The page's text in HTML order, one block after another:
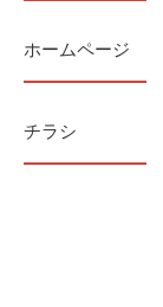
ホームページ
チラシ